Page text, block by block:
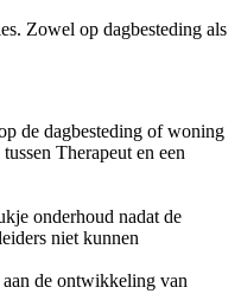
Zowel op dagbesteding als
de dagbesteding of woning
Therapeut en een
onderhoud nadat de
niet kunnen
de ontwikkeling van